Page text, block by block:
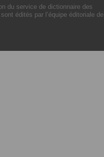
du service de dictionnaire des
édités par l’équipe éditoriale de